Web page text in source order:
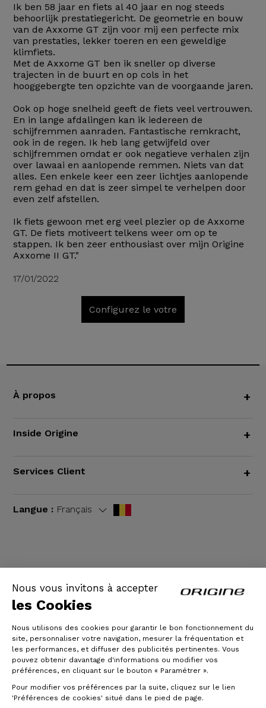
Nous vous invitons à accepter
les Cookies
Nous utilisons des cookies pour garantir le bon fonctionnement du
site, personnaliser votre navigation, mesurer la fréquentation et
les performances, et diffuser des publicités pertinentes. Vous
pouvez obtenir davantage d'informations ou modifier vos
préférences, en cliquant sur le bouton « Paramétrer ».
Pour modifier vos préférences par la suite, cliquez sur le lien
'Préférences de cookies' situé dans le pied de page.
Ik ben 58 jaar en fiets al 40 jaar en nog steeds
behoorlijk prestatiegericht. De geometrie en bouw
van de Axxome GT zijn voor mij een perfecte mix
van prestaties, lekker toeren en een geweldige
klimfiets.
Met de Axxome GT ben ik sneller op diverse
trajecten in de buurt en op cols in het
hooggebergte ten opzichte van de voorgaande jaren.
Ook op hoge snelheid geeft de fiets veel vertrouwen.
En in lange afdalingen kan ik iedereen de
schijfremmen aanraden. Fantastische remkracht,
ook in de regen. Ik heb lang getwijfeld over
schijfremmen omdat er ook negatieve verhalen zijn
over lawaai en aanlopende remmen. Niets van dat
alles. Een enkele keer een zeer lichtjes aanlopende
rem gehad en dat is zeer simpel te verhelpen door
even zelf afstellen.
Ik fiets gewoon met erg veel plezier op de Axxome
GT. De fiets motiveert telkens weer om op te
stappen. Ik ben zeer enthousiast over mijn Origine
Axxome II GT."
17/01/2022
Configurez le votre
À propos +
Inside Origine +
Services Client +
Langue : Français
© Origine Cycles